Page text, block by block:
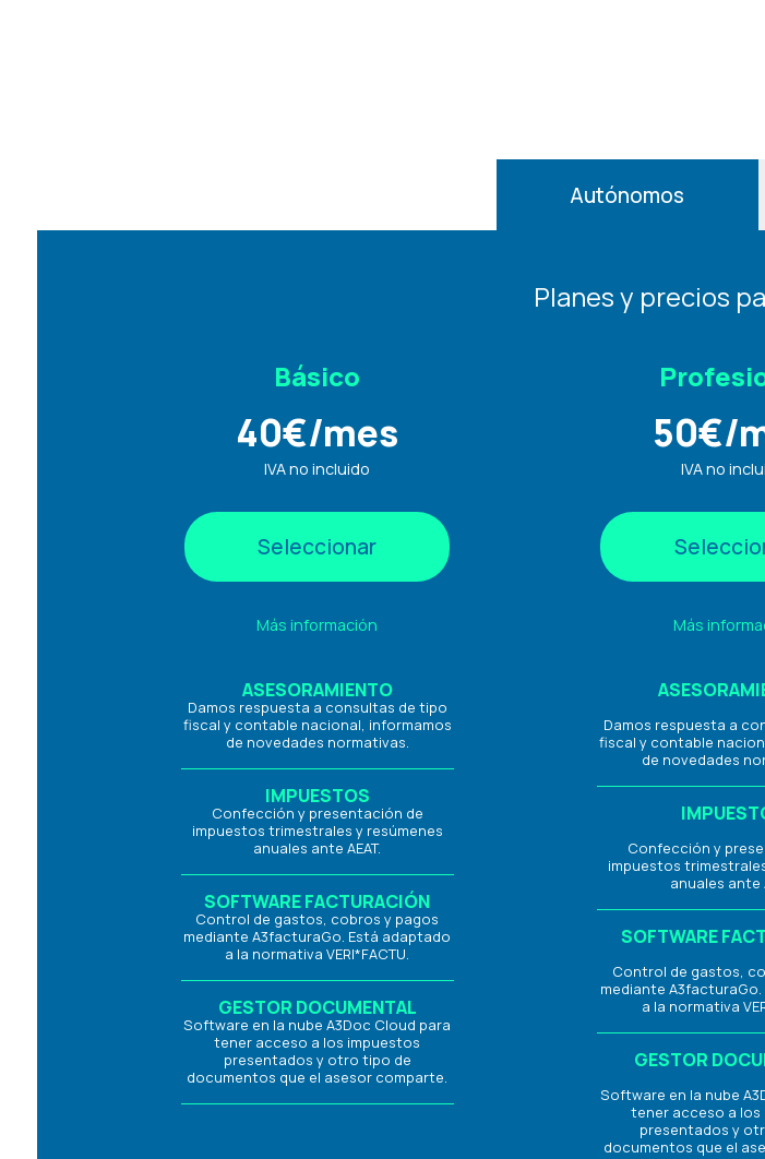
Autónomos
Planes y precios
Básico
40€/mes
IVA no incluido
Seleccionar
Más información
ASESORAMIENTO
Damos respuesta a consultas de tipo
fiscal y contable nacional, informamos
de novedades normativas.
IMPUESTOS
Confección y presentación de
impuestos trimestrales y resúmenes
anuales ante AEAT.
SOFTWARE FACTURACIÓN
Control de gastos, cobros y pagos
mediante A3facturaGo. Está adaptado
a la normativa VERI*FACTU.
GESTOR DOCUMENTAL
Software en la nube A3Doc Cloud para
tener acceso a los impuestos
presentados y otro tipo de
documentos que el asesor comparte.
50€/
IVA no
Más
Damos respuesta a
fiscal y contable
de novedades
Confección y
impuestos
anuales ante
SOFTWARE
Control de gastos,
mediante
a la normativa
GESTOR
Software en la nube
tener acceso a los
presentados y
documentos que el